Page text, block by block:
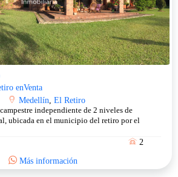
enVenta
Medellín, El Retiro
independiente de 2 niveles de
ubicada en el municipio del retiro por el
2
Más información